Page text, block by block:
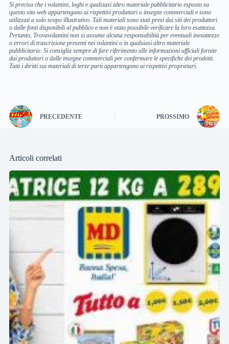
Si precisa che i volantini, loghi e qualsiasi altro materiale pubblicitario esposto su
questo sito web appartengono ai rispettivi produttori o insegne commerciali e sono
utilizzati a solo scopo illustrativo. Tali materiali sono stati presi dai siti dei produttori
o dalle fonti disponibili al pubblico e non è stato possibile verificare la loro esattezza.
Pertanto, Trovavolantini non si assume alcuna responsabilità per eventuali inesattezze
o errori di trascrizione presenti nei volantini o in qualsiasi altro materiale
pubblicitario. Si consiglia sempre di fare riferimento alle informazioni ufficiali fornite
dai produttori o dalle insegne commerciali per confermare le specifiche dei prodotti.
Tutti i diritti sui materiali di terze parti appartengono ai rispettivi proprietari.
PRECEDENTE PROSSIMO
Articoli correlati